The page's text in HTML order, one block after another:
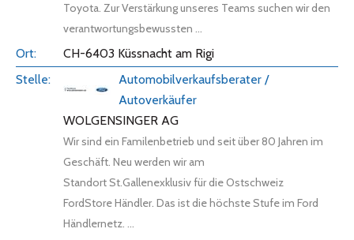
Toyota. Zur Verstärkung unseres Teams suchen wir den
verantwortungsbewussten ...
CH-6403 Küssnacht am Rigi
Automobilverkaufsberater /
Autoverkäufer
WOLGENSINGER AG
Wir sind ein Familenbetrieb und seit über 80 Jahren im
Geschäft. Neu werden wir am
Standort St.Gallenexklusiv für die Ostschweiz
FordStore Händler. Das ist die höchste Stufe im Ford
Händlernetz. ...